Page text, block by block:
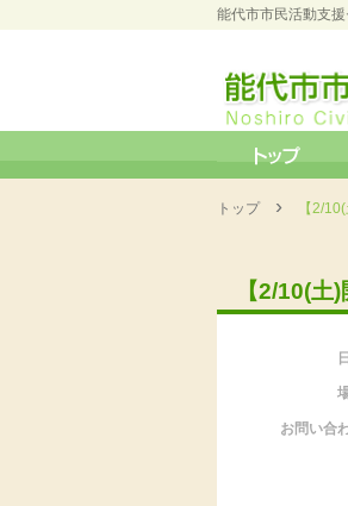
能代市市民活動支
トップ › 【2/
【2/10(
お問い合